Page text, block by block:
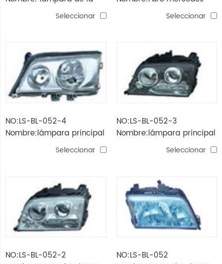
cabeza w203 '00Seleccionar
benz w202 (cristal, negro,
Seleccionar
NO:LS-BL-052-4
Nombre:lámpara principal
mercedes-benz w202
Seleccionar
NO:LS-BL-052-3
Nombre:lámpara principal
mercedes-benz w202
Seleccionar
NO:LS-BL-052-2
NO:LS-BL-052